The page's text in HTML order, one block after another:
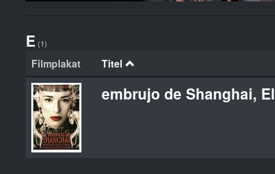
E (1)
Filmplakat Titel
embrujo de Shanghai, El